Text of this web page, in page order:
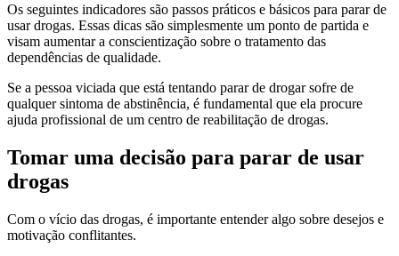
Os seguintes indicadores são passos práticos e básicos para parar de
usar drogas. Essas dicas são simplesmente um ponto de partida e
visam aumentar a conscientização sobre o tratamento das
dependências de qualidade.
Se a pessoa viciada que está tentando parar de drogar sofre de
qualquer sintoma de abstinência, é fundamental que ela procure
ajuda profissional de um centro de reabilitação de drogas.
Tomar uma decisão para parar de usar
drogas
Com o vício das drogas, é importante entender algo sobre desejos e
motivação conflitantes.